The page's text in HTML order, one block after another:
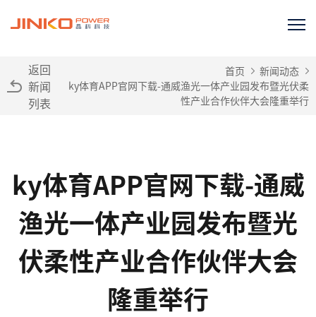
返回
新闻
列表
首页
新闻动态
ky体育APP官网下载-通威渔光一体产业园发布暨光伏柔
性产业合作伙伴大会隆重举行
ky体育APP官网下载-通威
渔光一体产业园发布暨光
伏柔性产业合作伙伴大会
隆重举行